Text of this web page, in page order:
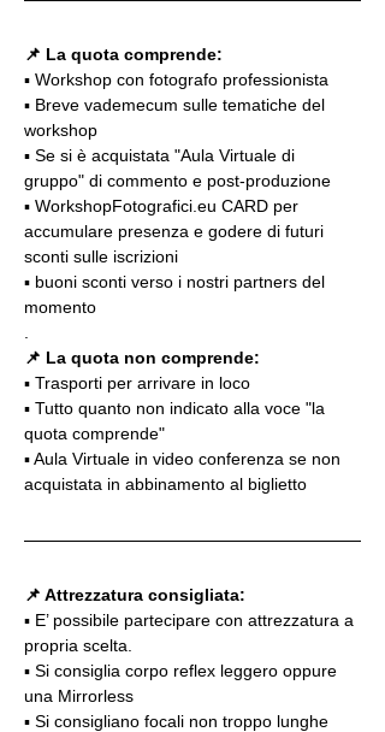
📌 La quota comprende:
▪️ Workshop con fotografo professionista
▪️ Breve vademecum sulle tematiche del
workshop
▪️ Se si è acquistata "Aula Virtuale di
gruppo" di commento e post-produzione
▪️ WorkshopFotografici.eu CARD per
accumulare presenza e godere di futuri
sconti sulle iscrizioni
▪️ buoni sconti verso i nostri partners del
momento
📌 La quota non comprende:
▪️ Trasporti per arrivare in loco
▪️ Tutto quanto non indicato alla voce "la
quota comprende"
▪️ Aula Virtuale in video conferenza se non
acquistata in abbinamento al biglietto
📌 Attrezzatura consigliata:
▪️ E’ possibile partecipare con attrezzatura a
propria scelta.
▪️ Si consiglia corpo reflex leggero oppure
una Mirrorless
▪️ Si consigliano focali non troppo lunghe